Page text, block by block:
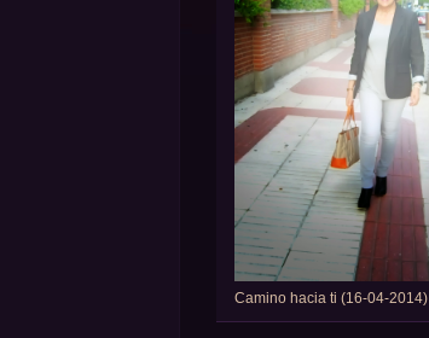
Camino hacia ti (16-04-2014)